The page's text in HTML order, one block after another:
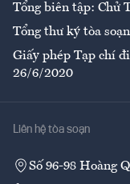
Tổng biên tập: Chử
Tổng thư ký tòa
Giấy phép Tạp chí
26/6/2020
Liên hệ tòa soạn
Số 96-98 Hoàng